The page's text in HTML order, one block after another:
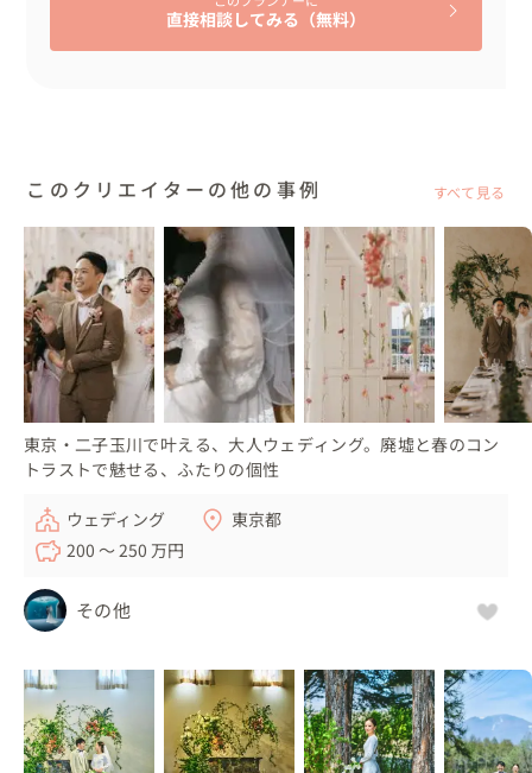
東京から約1時間のアクセスで別荘地軽井沢には到着しま
す。
直接相談してみる（無料）
このクリエイターの他の事例 すべて見る
東京・二子玉川で叶える、大人ウェディング。廃墟と春のコン
トラストで魅せる、ふたりの個性
ウェディング
東京都
200 〜 250 万円
その他